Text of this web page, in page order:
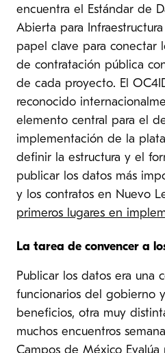
encuentra el Estándar de
Abierta para
papel clave para conectar
de contratación pública
de cada proyecto. El
reconocido
elemento central para el
implementación de la
definir la estructura y el
publicar los datos más
y los contratos en Nuevo
primeros lugares en
La tarea de convencer a
Publicar los datos era una
funcionarios del gobierno
beneficios, otra muy
muchos encuentros
Campos de México Evalúa